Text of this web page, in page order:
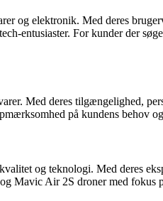
og elektronik. Med deres
entusiaster. For kunder der
Med deres tilgængelighed,
på kundens
og teknologi. Med deres
Mavic Air 2S droner med